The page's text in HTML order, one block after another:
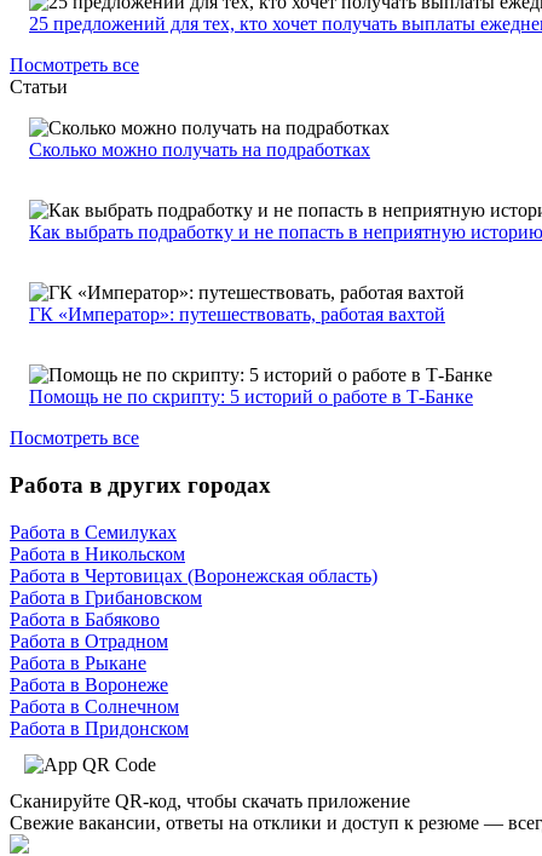
25 предложений для тех, кто хочет получать выплаты
Посмотреть все
Статьи
Сколько можно получать на подработках
Как выбрать подработку и не попасть в неприятную историю
ГК «Император»: путешествовать, работая вахтой
Помощь не по скрипту: 5 историй о работе в Т-Банке
Посмотреть все
Работа в других городах
Работа в Семилуках
Работа в Никольском
Работа в Чертовицах (Воронежская область)
Работа в Грибановском
Работа в Бабяково
Работа в Отрадном
Работа в Рыкане
Работа в Воронеже
Работа в Солнечном
Работа в Придонском
Сканируйте QR-код, чтобы скачать приложение
Свежие вакансии, ответы на отклики и доступ к резюме —